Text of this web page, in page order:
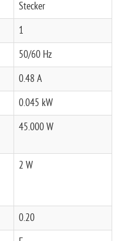
Stecker
1
50/60 Hz
0.48 A
0.045 kW
45.000 W
2 W
0.20